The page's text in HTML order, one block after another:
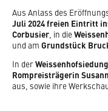
Aus Anlass des
Juli 2024 freien Eintritt
Corbusier , in die
und am Grundstück
In derWeissenhofsiedung
Rompreisträgerin
aus, sowie ihre